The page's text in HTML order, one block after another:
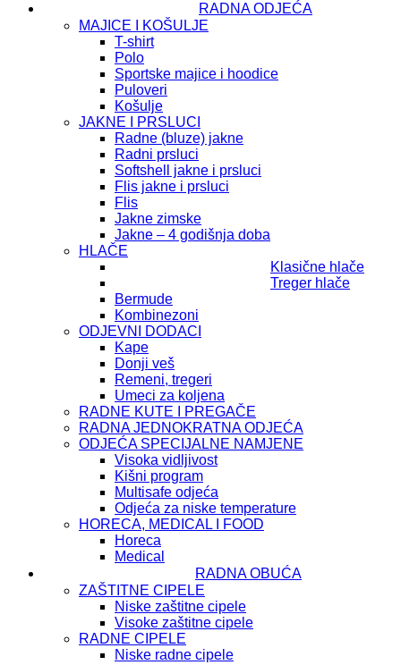
RADNA ODJEĆA
MAJICE I KOŠULJE
T-shirt
Polo
Sportske majice i hoodice
Puloveri
Košulje
JAKNE I PRSLUCI
Radne (bluze) jakne
Radni prsluci
Softshell jakne i prsluci
Flis jakne i prsluci
Flis
Jakne zimske
Jakne – 4 godišnja doba
HLAČE
Klasične hlače
Treger hlače
Bermude
Kombinezoni
ODJEVNI DODACI
Kape
Donji veš
Remeni, tregeri
Umeci za koljena
RADNE KUTE I PREGAČE
RADNA JEDNOKRATNA ODJEĆA
ODJEĆA SPECIJALNE NAMJENE
Visoka vidljivost
Kišni program
Multisafe odjeća
Odjeća za niske temperature
HORECA, MEDICAL I FOOD
Horeca
Medical
RADNA OBUĆA
ZAŠTITNE CIPELE
Niske zaštitne cipele
Visoke zaštitne cipele
RADNE CIPELE
Niske radne cipele